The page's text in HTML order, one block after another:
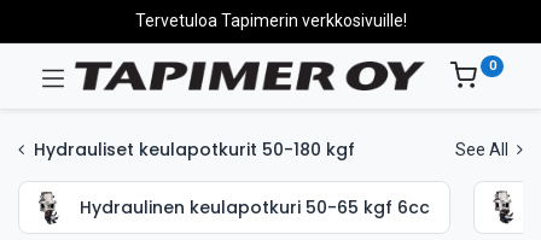
Tervetuloa Tapimerin verkkosivuille!
0
Hydrauliset keulapotkurit 50-180 kgf See All
Hydraulinen keulapotkuri 50-65 kgf 6cc